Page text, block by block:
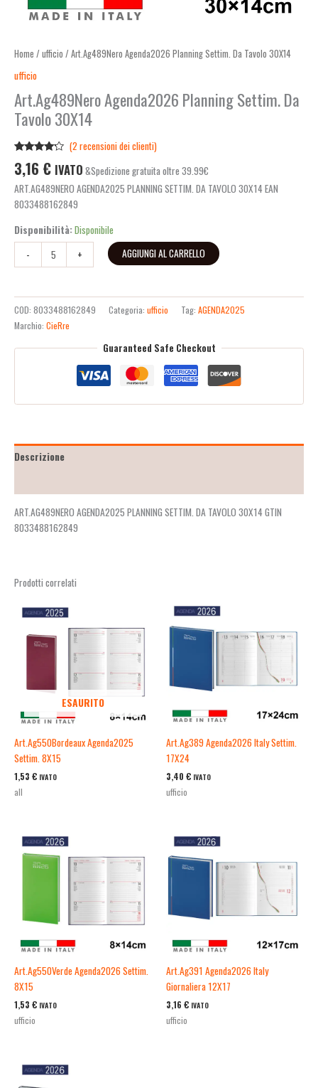
Home / ufficio / Art.Ag489Nero Agenda2026 Planning Settim. Da Tavolo 30X14
ufficio
Art.Ag489Nero Agenda2026 Planning Settim. Da
Tavolo 30X14
4.00
su
5 su
base di
(2 recensioni dei clienti)
3,16 € IVATO &Spedizione gratuita oltre 39.99€
ART.AG489NERO AGENDA2025 PLANNING SETTIM. DA TAVOLO 30X14 EAN
8033488162849
Disponibilità:Disponibile
-
+ AGGIUNGI AL CARRELLO
COD: 8033488162849 Categoria: ufficio Tag: AGENDA2025
Marchio: CieRre
Guaranteed Safe Checkout
Descrizione
ART.AG489NERO AGENDA2025 PLANNING SETTIM. DA TAVOLO 30X14 GTIN
8033488162849
Prodotti correlati
ESAURITO
Art.Ag550Bordeaux Agenda2025
Settim. 8X15
1,53 € IVATO
all
Art.Ag389 Agenda2026 Italy Settim.
17X24
3,40 € IVATO
ufficio
Art.Ag550Verde Agenda2026 Settim.
8X15
1,53 € IVATO
ufficio
Art.Ag391 Agenda2026 Italy
Giornaliera 12X17
3,16 € IVATO
ufficio